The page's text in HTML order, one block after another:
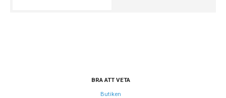
BRA ATT VETA
Butiken